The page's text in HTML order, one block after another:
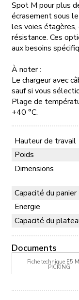
Hauteur de travail
Poids
Dimensions
Capacité du panier
Energie
Capacité du
Spot M pour plus
écrasement sous
les voies
résistance. Ces
aux besoins
À noter :
Le chargeur avec
sauf si vous
Plage de
+40 °C.
Documents
Fiche technique E5
PICKING